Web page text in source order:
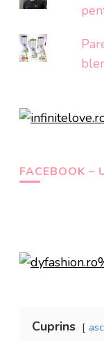
FACEBOOK –
Cuprins